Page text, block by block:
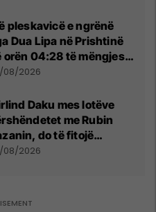
pleskavicë e ngrënë
Dua Lipa në Prishtinë
orën 04:28 të mëngjesit
bota digjitale serbe
08/2026
Daku mes lotëve
me Rubin
do të fitojë
te Spartak Moska
08/2026